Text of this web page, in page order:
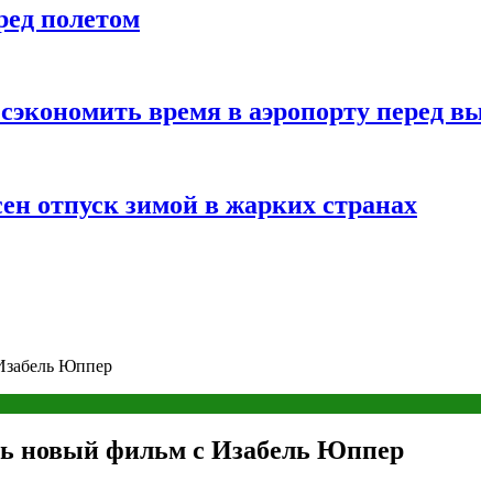
полетом
время в аэропорту перед
отпуск зимой в жарких странах
Юппер
новый фильм с Изабель Юппер